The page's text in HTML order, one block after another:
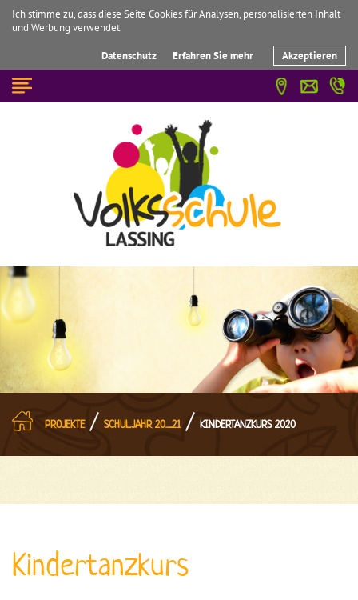
Ich stimme zu, dass diese Seite Cookies für Analysen, personalisierten Inhalt
und Werbung verwendet.
Datenschutz Erfahren Sie mehr Akzeptieren
☰
PROJEKTE/ SCHULJAHR 20_21/ KINDERTANZKURS 2020
Kindertanzkurs